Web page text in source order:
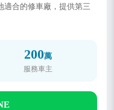
適合的修車廠，提供第三
200萬
服務車主